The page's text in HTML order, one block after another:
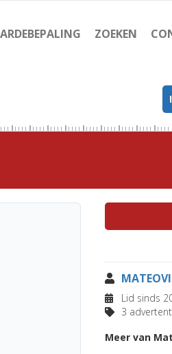
ZOEKEN
Lid sinds
3
Meer van